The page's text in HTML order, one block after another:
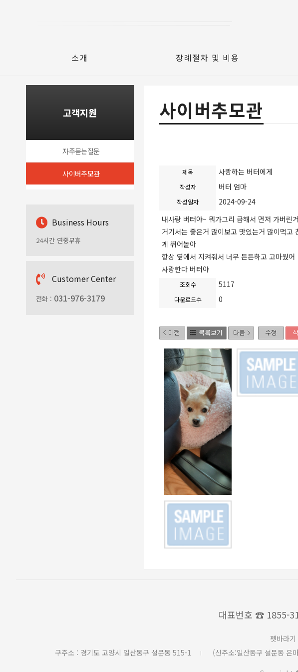
소개 장례절차 및 비용
고객지원
자주묻는질문
사이버추모관
Business Hours
24시간 연중무휴
Customer Center
전화 : 031-976-3179
사이버추모관
제목 사랑하는 버터에게
작성자 버터 엄마
작성일자
2024-09-24
내사랑 버터야~ 뭐가그리 급해서 먼저 가버린
거기서는 좋은거 많이보고 맛있는거 많이먹고
게 뛰어놀아
항상 옆에서 지켜줘서 너무 든든하고 고마웠어
사랑한다 버터야
조회수 5117
다운로드수 0
대표번호 ☎ 1855-
펫바라기
구주소 : 경기도 고양시 일산동구 설문동 515-1
(신주소:일산동구 설문동 은